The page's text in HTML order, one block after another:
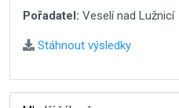
Pořadatel: Veselí nad Lužnicí
Stáhnout výsledky